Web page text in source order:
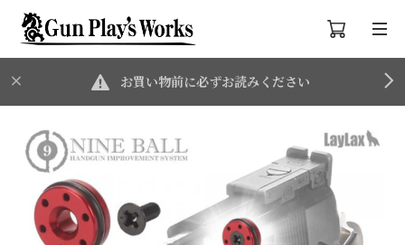
お買い物前に必ずお読みください